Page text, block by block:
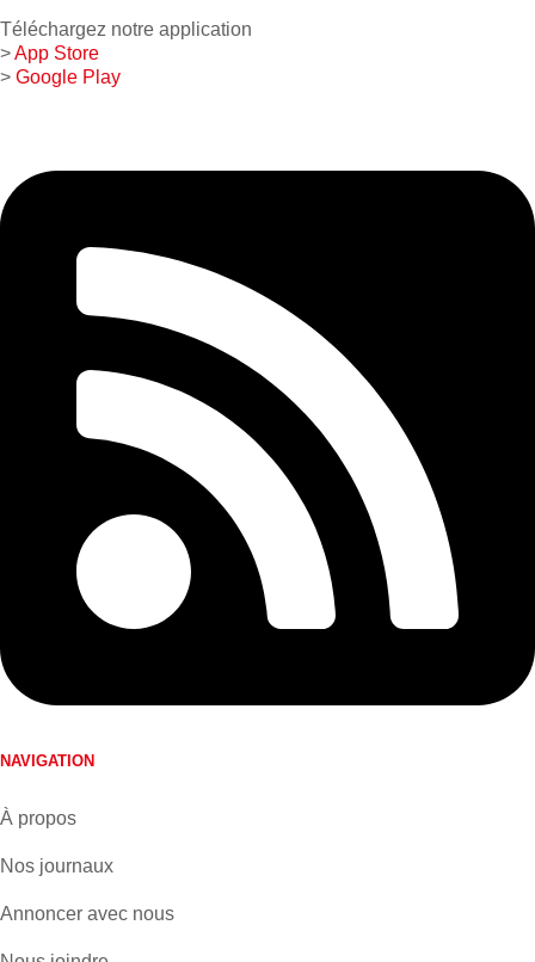
Téléchargez notre application
>App Store
> Google Play
NAVIGATION
À propos
Nos journaux
Annoncer avec nous